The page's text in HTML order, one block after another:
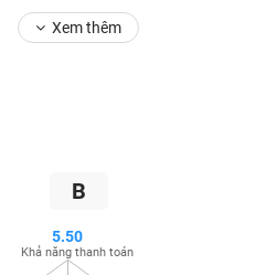
Xem thêm
B
5.50
Khả năng thanh toán